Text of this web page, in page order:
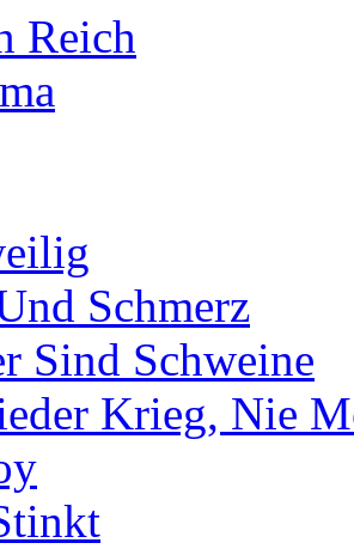
Reich
Schmerz
Sind Schweine
Krieg, Nie